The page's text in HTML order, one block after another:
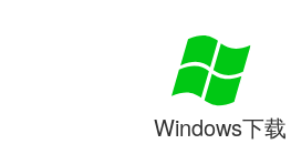
Windows下载